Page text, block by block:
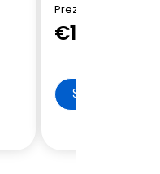
Prezzo Renord
€13.900
SCHEDA